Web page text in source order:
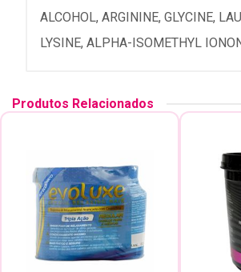
ALCOHOL, ARGININE, GLYCINE,
LYSINE, ALPHA-ISOMETHYL
Produtos Relacionados